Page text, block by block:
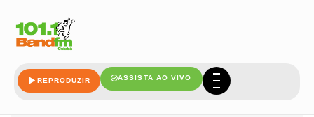
REPRODUZIR ASSISTA AO VIVO